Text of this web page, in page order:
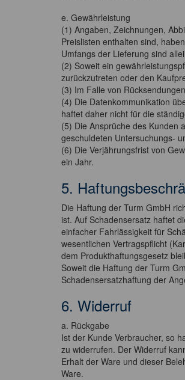
e. Gewährleistung
(1) Angaben, Zeichnungen,
Preislisten enthalten sind,
Umfangs der Lieferung sind
(2) Soweit ein
zurückzutreten oder den
(3) Im Falle von
(4) Die Datenkommunikation
haftet daher nicht für die
(5) Die Ansprüche des Kunden
geschuldeten Untersuchungs-
(6) Die Verjährungsfrist von
ein Jahr.
5.
Die Haftung der Turm GmbH
ist. Auf Schadensersatz haftet
einfacher Fahrlässigkeit für
wesentlichen Vertragspflicht
dem Produkthaftungsgesetz
Soweit die Haftung der Turm
Schadensersatzhaftung der
6. Widerruf
a. Rückgabe
Ist der Kunde Verbraucher, so
zu widerrufen. Der Widerruf
Erhalt der Ware und dieser
Ware.